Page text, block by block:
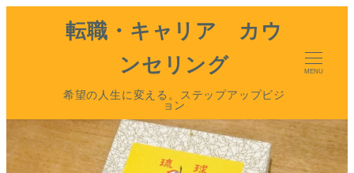
転職・キャリア カウ
ンセリング
希望の人生に変える。ステップアップビジ
ョン
MENU